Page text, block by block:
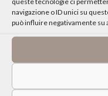
navigazione o ID unici su
può influire negativamente su